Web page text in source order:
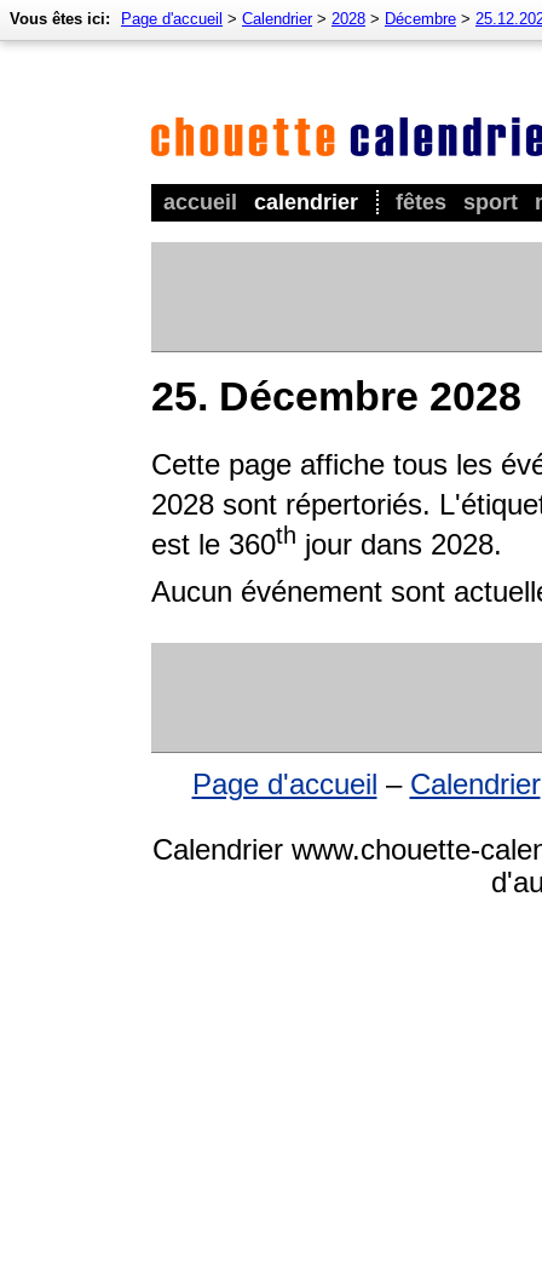
accueil calendrier fêtes sport
Vous êtes ici: Page d'accueil > Calendrier> 2028 > Décembre >
25. Décembre 2028
Cette page affiche tous les
2028 sont répertoriés.
est le 360th jour dans 2028.
Aucun événement sont
Page d'accueil – Calendrier
Calendrier www.chouette-